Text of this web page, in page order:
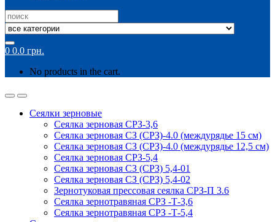
Search
for:
0 0.0 грн.
No products in the cart.
Сеялки зерновые
Сеялка зерновая СРЗ-3,6
Сеялка зерновая СЗ (СРЗ)-4.0 (междурядье 15 см)
Сеялка зерновая СЗ (СРЗ)-4.0 (междурядье 12,5 см)
Сеялка зерновая СРЗ-5,4
Сеялка зерновая СЗ (СРЗ) 5,4-01
Сеялка зерновая СЗ (СРЗ) 5,4-02
Зернотуковая прессовая сеялка СРЗ-П 3.6
Сеялка зернотравяная СРЗ -Т-3,6
Сеялка зернотравяная СРЗ -Т-5,4